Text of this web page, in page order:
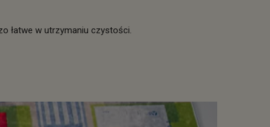
łatwe w utrzymaniu czystości.